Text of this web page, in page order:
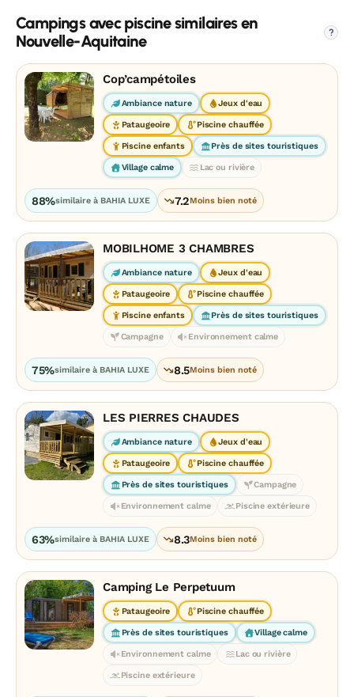
Campings avec piscine similaires en
Nouvelle-Aquitaine
?
Cop’campétoiles
Ambiance nature Jeux d'eau
Pataugeoire Piscine chauffée
Piscine enfants Près de sites touristiques
Village calme Lac ou rivière
88%similaire à BAHIA LUXE 7.2Moins bien noté
MOBILHOME 3 CHAMBRES
Ambiance nature Jeux d'eau
Pataugeoire Piscine chauffée
Piscine enfants Près de sites touristiques
Campagne Environnement calme
75%similaire à BAHIA LUXE 8.5Moins bien noté
LES PIERRES CHAUDES
Ambiance nature Jeux d'eau
Pataugeoire Piscine chauffée
Près de sites touristiques Campagne
Environnement calme Piscine extérieure
63%similaire à BAHIA LUXE 8.3Moins bien noté
Camping Le Perpetuum
Pataugeoire Piscine chauffée
Près de sites touristiques Village calme
Environnement calme Lac ou rivière
Piscine extérieure